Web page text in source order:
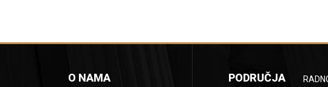
O NAMA
PODRUČJA